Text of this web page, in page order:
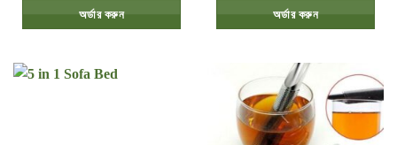
অর্ডার করুন অর্ডার করুন